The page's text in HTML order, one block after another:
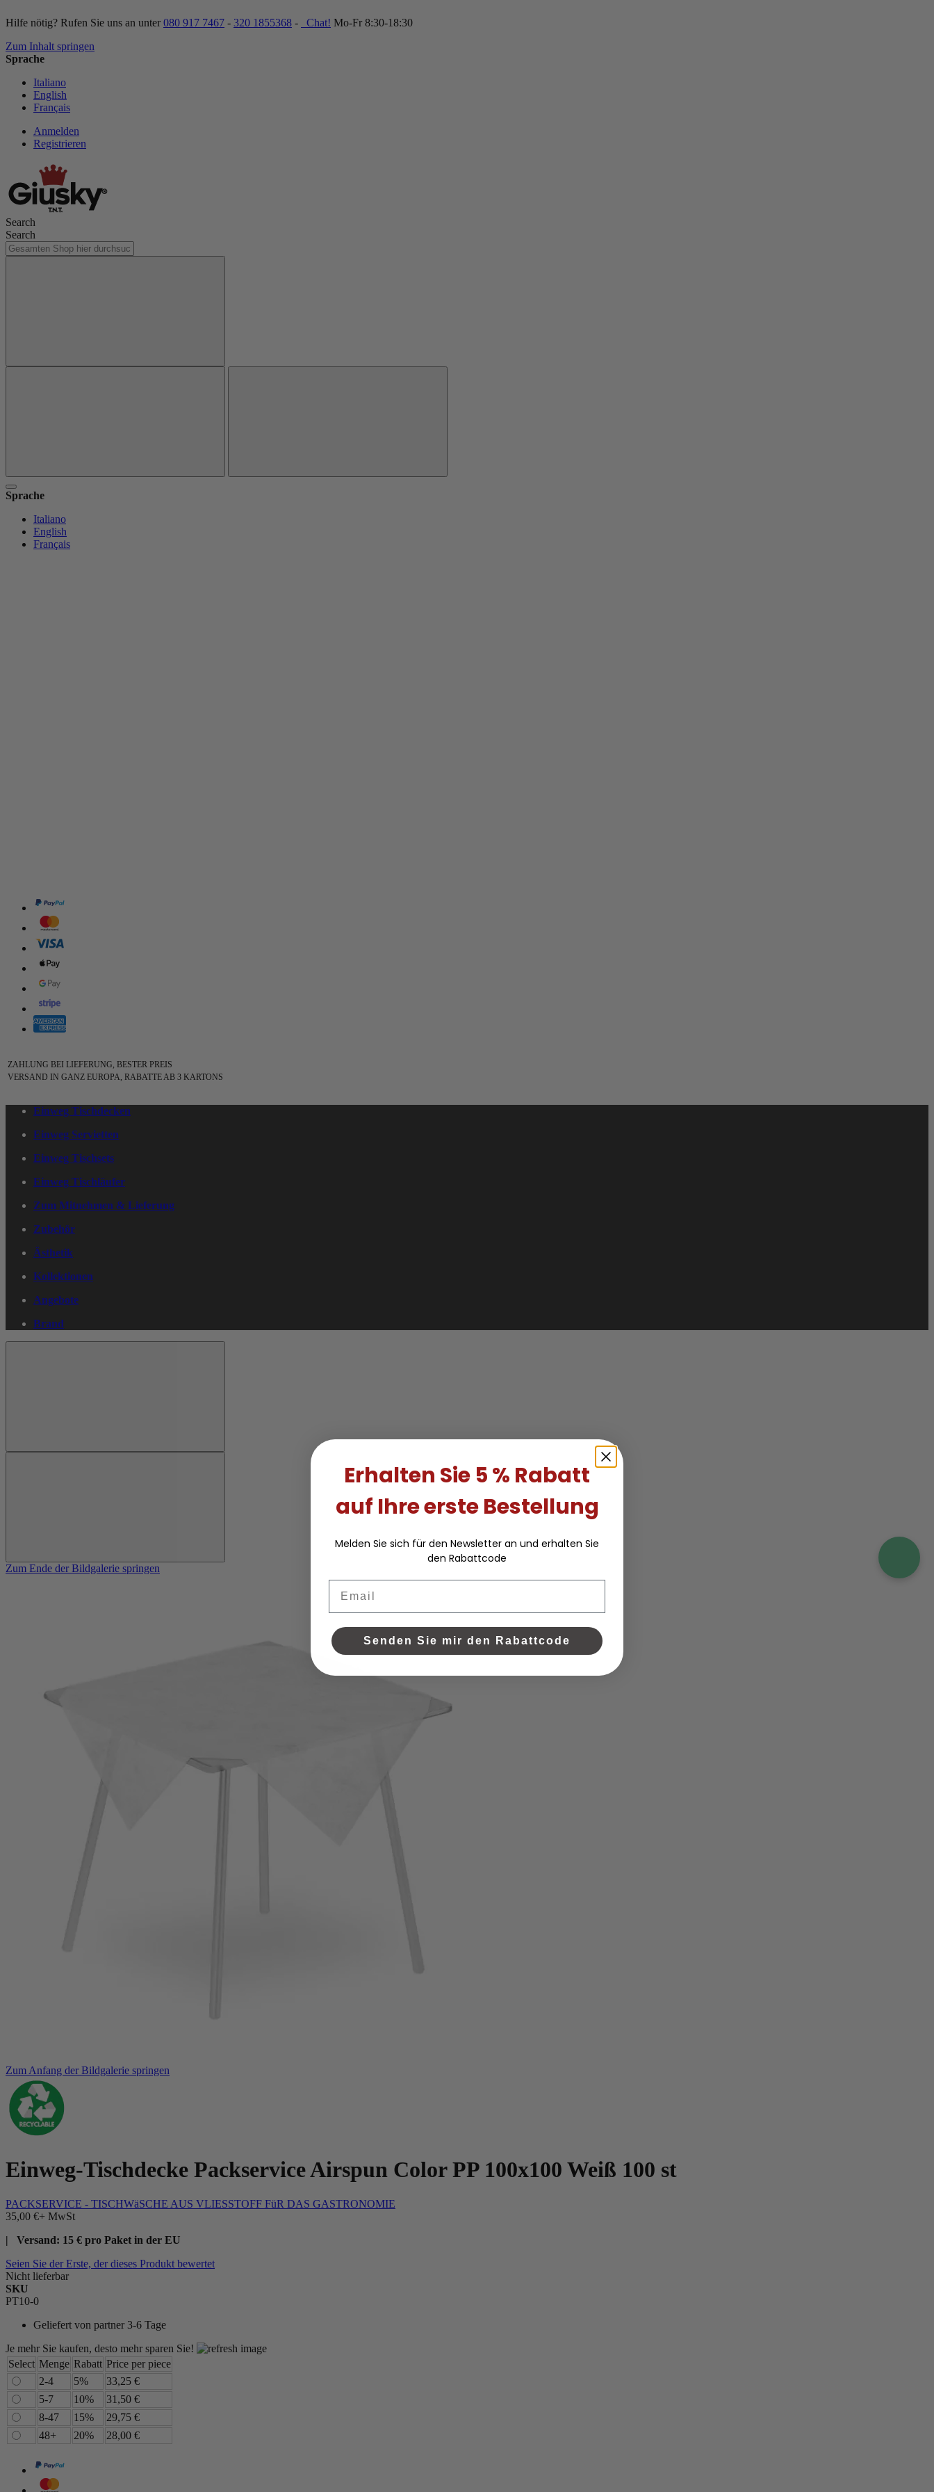
Hilfe nötig? Rufen Sie uns an unter 080 917 7467 - 320 1855368 - Chat! Mo-Fr 8:30-18:30
Zum Inhalt springen
Sprache
Italiano
English
Français
Anmelden
Registrieren
Search
Search
Sprache
Italiano
English
Français
ZAHLUNG BEI LIEFERUNG, BESTER PREIS
VERSAND IN GANZ EUROPA, RABATTE AB 3 KARTONS
Einweg Tischdecken
Einweg Servietten
Einweg Tischsets
Einweg Tischläufer
Zum Mitnehmen & Lieferung
Zubehör
Ästhetik
Kollektionen
Angebote
Brand
Zum Ende der Bildgalerie springen
Zum Anfang der Bildgalerie springen
Einweg-Tischdecke Packservice Airspun Color PP 100x100 Weiß 100 st
PACKSERVICE - TISCHWäSCHE AUS VLIESSTOFF FüR DAS GASTRONOMIE
35,00 €+ MwSt
| Versand: 15 € pro Paket in der EU
Seien Sie der Erste, der dieses Produkt bewertet
Nicht lieferbar
SKU
PT10-0
Geliefert von partner 3-6 Tage
Je mehr Sie kaufen, desto mehr sparen Sie!
Select Menge Rabatt Price per piece
2-4
5%
33,25 €
5-7
10%
31,50 €
8-47
15%
29,75 €
48+
20% 28,00 €
Erhalten Sie 5 % Rabatt
auf Ihre erste Bestellung
Melden Sie sich für den Newsletter an und erhalten Sie
den Rabattcode
Senden Sie mir den Rabattcode